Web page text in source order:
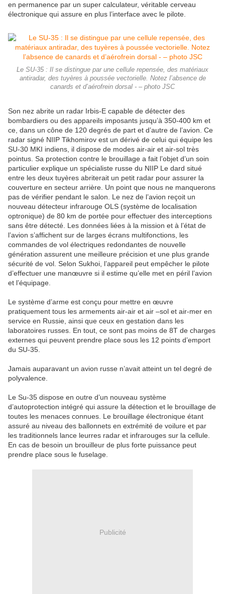
en permanence par un super calculateur, véritable cerveau
électronique qui assure en plus l’interface avec le pilote.
Le SU-35 : Il se distingue par une cellule repensée, des matériaux
antiradar, des tuyères à poussée vectorielle. Notez l’absence de
canards et d’aérofrein dorsal - – photo JSC
Son nez abrite un radar Irbis-E capable de détecter des
bombardiers ou des appareils imposants jusqu’à 350-400 km et
ce, dans un cône de 120 degrés de part et d’autre de l’avion. Ce
radar signé NIIP Tikhomirov est un dérivé de celui qui équipe les
SU-30 MKI indiens, il dispose de modes air-air et air-sol très
pointus. Sa protection contre le brouillage a fait l’objet d’un soin
particulier explique un spécialiste russe du NIIP Le dard situé
entre les deux tuyères abriterait un petit radar pour assurer la
couverture en secteur arrière. Un point que nous ne manquerons
pas de vérifier pendant le salon. Le nez de l’avion reçoit un
nouveau détecteur infrarouge OLS (système de localisation
optronique) de 80 km de portée pour effectuer des interceptions
sans être détecté. Les données liées à la mission et à l’état de
l’avion s’affichent sur de larges écrans multifonctions, les
commandes de vol électriques redondantes de nouvelle
génération assurent une meilleure précision et une plus grande
sécurité de vol. Selon Sukhoi, l’appareil peut empêcher le pilote
d’effectuer une manœuvre si il estime qu’elle met en péril l’avion
et l’équipage.
Le système d’arme est conçu pour mettre en œuvre
pratiquement tous les armements air-air et air –sol et air-mer en
service en Russie, ainsi que ceux en gestation dans les
laboratoires russes. En tout, ce sont pas moins de 8T de charges
externes qui peuvent prendre place sous les 12 points d’emport
du SU-35.
Jamais auparavant un avion russe n’avait atteint un tel degré de
polyvalence.
Le Su-35 dispose en outre d’un nouveau système
d’autoprotection intégré qui assure la détection et le brouillage de
toutes les menaces connues. Le brouillage électronique étant
assuré au niveau des ballonnets en extrémité de voilure et par
les traditionnels lance leurres radar et infrarouges sur la cellule.
En cas de besoin un brouilleur de plus forte puissance peut
prendre place sous le fuselage.
Publicité